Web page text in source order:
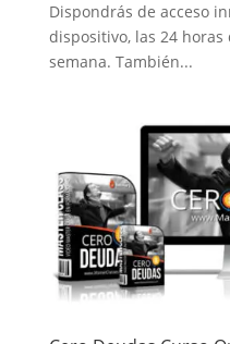
Dispondrás de acceso
dispositivo, las 24
semana. También...